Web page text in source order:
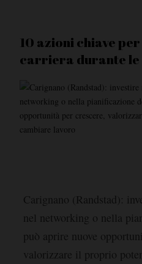
10 azioni chiave
carriera durante le
Carignano (Randstad):
nel networking o nella
può aprire nuove
valorizzare il proprio